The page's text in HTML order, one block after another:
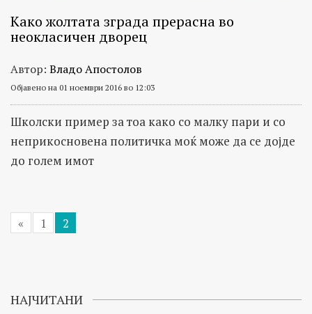
Како жолтата зграда прерасна во
неокласичен дворец
Автор: Владо Апостолов
Објавено на 01 ноември 2016 во 12:03
Школски пример за тоа како со малку пари и со
неприкосновена политичка моќ може да се дојде
до голем имот
« 1 2
НАЈЧИТАНИ